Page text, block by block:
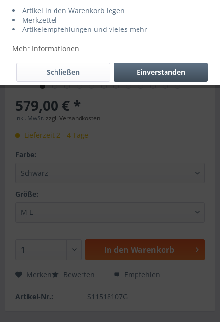
579,00 € *
inkl. MwSt. zzgl. Versandkosten
Lieferzeit 2 - 4 Tage
Farbe:
Größe:
In den Warenkorb
Merken Bewerten Empfehlen
Artikel-Nr.: S11518107G
Artikel in den Warenkorb legen
Merkzettel
Artikelempfehlungen und vieles mehr
Mehr Informationen
Einverstanden
Schließen